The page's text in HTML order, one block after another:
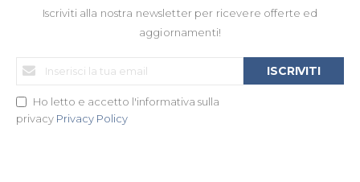
Iscriviti alla nostra newsletter per ricevere offerte ed
aggiornamenti!
Iscriviti
nostra
Ho letto e accetto l'informativa sulla
privacy Privacy Policy
ISCRIVITI